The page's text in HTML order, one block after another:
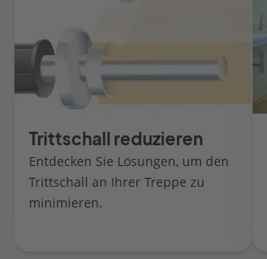
Trittschall reduzieren
Entdecken Sie Lösungen, um den
Trittschall an Ihrer Treppe zu
minimieren.